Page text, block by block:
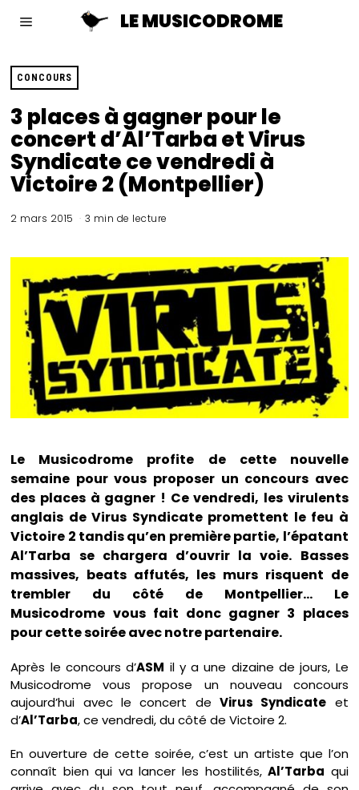
LE MUSICODROME
CONCOURS
3 places à gagner pour le
concert d’Al’Tarba et Virus
Syndicate ce vendredi à
Victoire 2 (Montpellier)
2 mars 2015 3 min de lecture
Le Musicodrome profite de cette nouvelle
semaine pour vous proposer un concours avec
des places à gagner ! Ce vendredi, les virulents
anglais de Virus Syndicate promettent le feu à
Victoire 2 tandis qu’en première partie, l’épatant
Al’Tarba se chargera d’ouvrir la voie. Basses
massives, beats affutés, les murs risquent de
trembler du côté de Montpellier… Le
Musicodrome vous fait donc gagner 3 places
pour cette soirée avec notre partenaire.
Après le concours d’ASM il y a une dizaine de jours, Le
Musicodrome vous propose un nouveau concours
aujourd’hui avec le concert de Virus Syndicate et
d’Al’Tarba, ce vendredi, du côté de Victoire 2.
En ouverture de cette soirée, c’est un artiste que l’on
connaît bien qui va lancer les hostilités,Al’Tarba qui